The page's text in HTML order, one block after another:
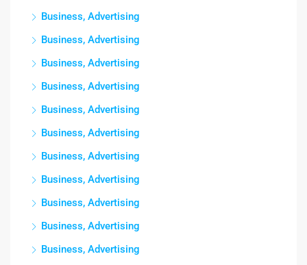
Business, Advertising
Business, Advertising
Business, Advertising
Business, Advertising
Business, Advertising
Business, Advertising
Business, Advertising
Business, Advertising
Business, Advertising
Business, Advertising
Business, Advertising